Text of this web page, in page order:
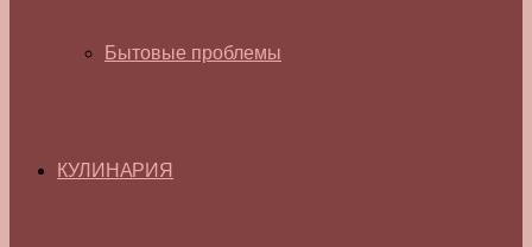
Бытовые проблемы
КУЛИНАРИЯ